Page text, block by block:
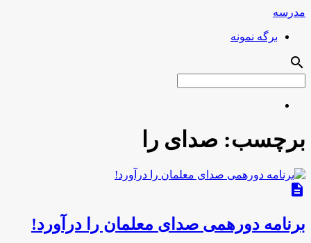
مدرسه
برگه نمونه
search
برچسب: صدای را
description
برنامه دورهمی صدای معلمان را درآورد!